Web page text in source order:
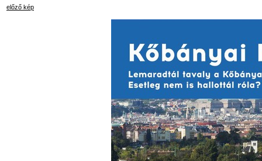
előző kép